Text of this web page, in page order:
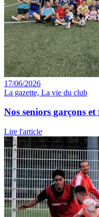
17/06/2026
La gazette, La vie du club
Nos seniors garçons
Lire l'article